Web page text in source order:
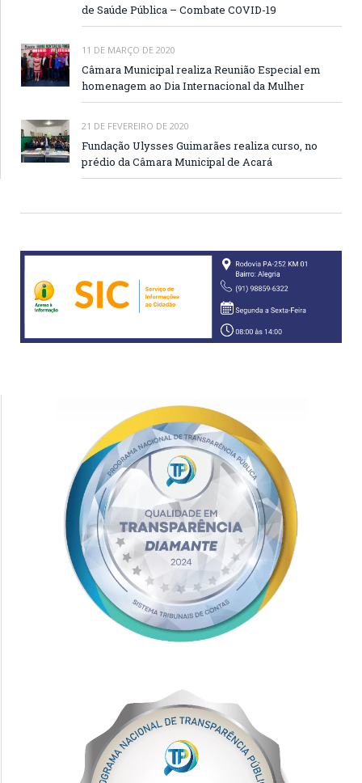
de Saúde Pública – Combate COVID-19
11 DE MARÇO DE 2020
Câmara Municipal realiza Reunião Especial em
homenagem ao Dia Internacional da Mulher
21 DE FEVEREIRO DE 2020
Fundação Ulysses Guimarães realiza curso, no
prédio da Câmara Municipal de Acará